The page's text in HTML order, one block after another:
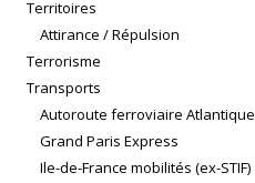
Territoires
Attirance / Répulsion
Terrorisme
Transports
Autoroute ferroviaire Atlantique
Grand Paris Express
Ile-de-France mobilités (ex-STIF)